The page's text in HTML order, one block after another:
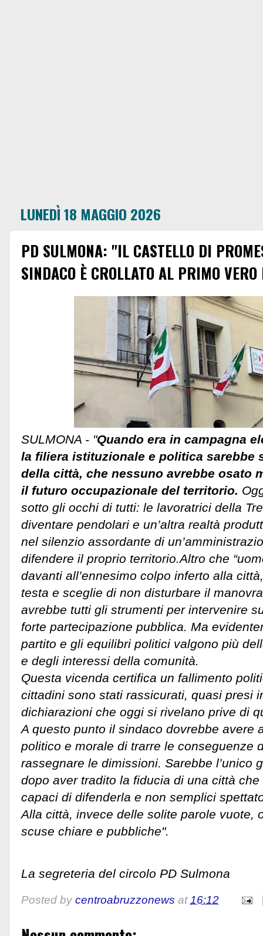
LUNEDÌ 18 MAGGIO 2026
PD SULMONA: "IL CASTELLO DI
SINDACO È CROLLATO AL PRIMO
SULMONA - "Quando era in campagna
la filiera istituzionale e politica sarebbe
della città, che nessuno avrebbe osato
il futuro occupazionale del territorio.
sotto gli occhi di tutti: le lavoratrici della
diventare pendolari e un’altra realtà
nel silenzio assordante di
difendere il proprio territorio. Altro che
davanti all’ennesimo colpo inferto alla
testa e sceglie di non disturbare il
avrebbe tutti gli strumenti per intervenire
forte partecipazione pubblica. Ma
partito e gli equilibri politici valgono più
e degli interessi della comunità.
Questa vicenda certifica un fallimento
cittadini sono stati rassicurati, quasi presi
dichiarazioni che oggi si rivelano prive di
A questo punto il sindaco dovrebbe avere
politico e morale di trarre le conseguenze
rassegnare le dimissioni. Sarebbe l’unico
dopo aver tradito la fiducia di una città
capaci di difenderla e non semplici
Alla città, invece delle solite parole vuote,
scuse chiare e pubbliche".
La segreteria del circolo PD Sulmona
Posted by centroabruzzonews at16:12